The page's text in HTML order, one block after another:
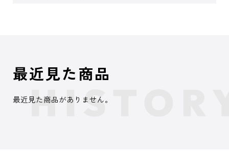
最近見た商品
最近見た商品がありません。